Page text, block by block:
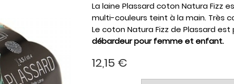
La laine Plassard coton Natura Fizz
multi-couleurs teint à la main. Très
Le coton Natura Fizz de Plassard
débardeur pour femme et enfant.
12,15 €